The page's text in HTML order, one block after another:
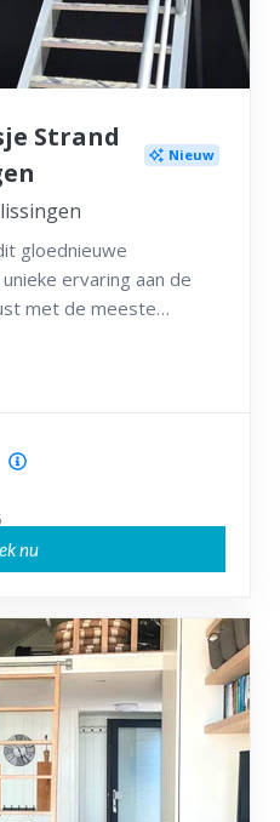
Strand
Nieuw
gloednieuwe
ervaring aan de
met de meeste
nu